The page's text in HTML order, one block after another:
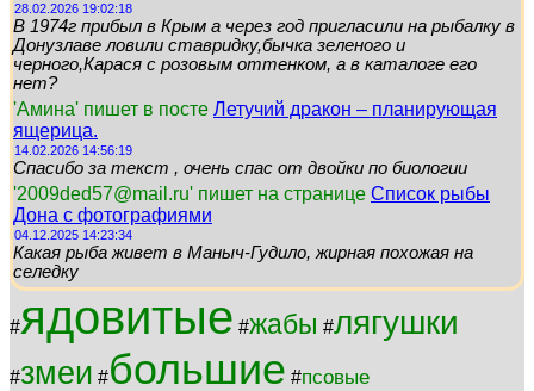
28.02.2026 19:02:18
В 1974г прибыл в Крым а через год пригласили на рыбалку в
Донузлаве ловили ставридку,бычка зеленого и
черного,Карася с розовым оттенком, а в каталоге его
нет?
'Амина' пишет в посте Летучий дракон – планирующая
ящерица.
14.02.2026 14:56:19
Спасибо за текст , очень спас от двойки по биологии
'2009ded57@mail.ru' пишет на странице Список рыбы
Дона с фотографиями
04.12.2025 14:23:34
Какая рыба живет в Маныч-Гудило, жирная похожая на
селедку
#ядовитые #жабы #лягушки
#змеи #большие #псовые